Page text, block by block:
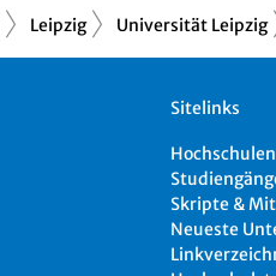
Leipzig Universität Leipzig
Sitelinks
Hochschulen
Skripte &
Neueste